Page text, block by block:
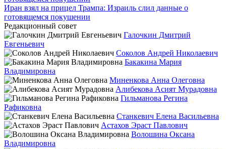
Иран взял на прицел Трампа: Израиль слил данные о
готовящемся покушении
Редакционный совет
Галочкин Дмитрий
Евгеньевич
Соколов Андрей Николаевич
Бакакина Мария
Владимировна
Миненкова Анна Олеговна
Алибекова Асият Мурадовна
Гильманова Регина
Рафиковна
Станкевич Елена Васильевна
Астахов Эраст Павлович
Волошина Оксана
Владимировна